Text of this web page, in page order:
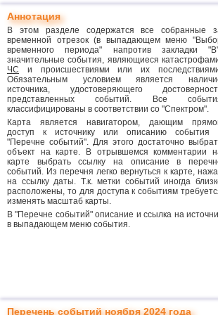
Аннотация
В этом разделе содержатся все собранные
временной отрезок (в выпадающем меню
временного периода" напротив закладки
значительные события, являющиеся
ЧС и происшествиями или их
Обязательным условием является
источника, удостоверяющего
представленных событий. Все
классифицированы в соответствии со "Спектром".
Карта является навигатором, дающим
доступ к источнику или описанию события
"Перечне событий". Для этого достаточно
объект на карте. В отрывшемся комментарии
карте выбрать ссылку на описание в
событий. Из перечня легко вернуться к карте,
на ссылку даты. Т.к. метки событий иногда
расположены, то для доступа к событиям
изменять масштаб карты.
В "Перечне событий" описание и ссылка на
в выпадающем меню события.
Перечень событий ноября 2024 года